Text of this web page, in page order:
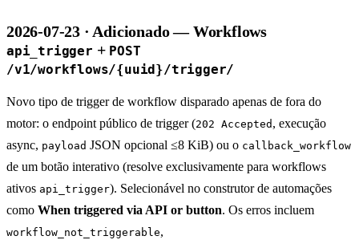
2026-07-23 · Adicionado — Workflows
api_trigger + POST
/v1/workflows/{uuid}/trigger/
Novo tipo de trigger de workflow disparado apenas de fora do
motor: o endpoint público de trigger (202 Accepted , execução
async, payload JSON opcional ≤8 KiB) ou o callback_workflow
de um botão interativo (resolve exclusivamente para workflows
ativos api_trigger). Selecionável no construtor de automações
como When triggered via API or button. Os erros incluem
workflow_not_triggerable,